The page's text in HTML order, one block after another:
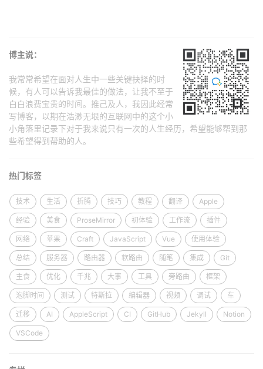
博主说：
我常常希望在面对人生中一些关键抉择的时
候，有人可以告诉我最佳的做法，让我不至于
白白浪费宝贵的时间。推己及人，我因此经常
写博客，以期在浩渺无垠的互联网中的这个小
小角落里记录下对于我来说只有一次的人生经历，希望能够帮到那
些希望得到帮助的人。
热门标签
技术 生活 折腾 技巧 教程 翻译 Apple
经验 美食 ProseMirror 初体验 工作流 插件
网络 苹果 Craft JavaScript Vue 使用体验
总结 服务器 路由器 软路由 随笔 集成 Git
主食 优化 千兆 大事 工具 旁路由 框架
泡脚时间 测试 特斯拉 编辑器 视频 调试 车
迁移 AI AppleScript CI GitHub Jekyll Notion
VSCode